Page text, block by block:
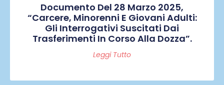
Documento Del 28 Marzo 2025,
“Carcere, Minorenni E Giovani Adulti:
Gli Interrogativi Suscitati Dai
Trasferimenti In Corso Alla Dozza”.
Leggi Tutto